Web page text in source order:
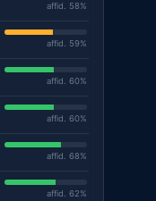
affid. 58%
affid. 59%
affid. 60%
affid. 60%
affid. 68%
affid. 62%